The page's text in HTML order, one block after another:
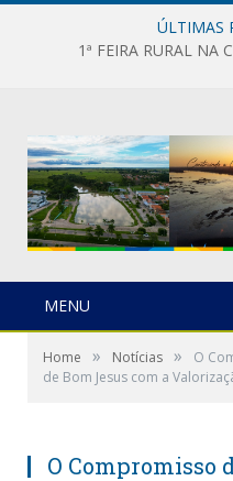
ÚLTIMAS
1ª FEIRA RURAL NA
MENU
Home » Notícias »
O
de Bom Jesus com a
O Compromisso